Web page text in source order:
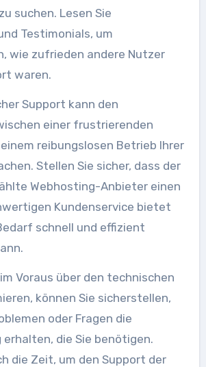
suchen. Lesen Sie
Testimonials, um
wie zufrieden andere Nutzer
waren.
Support kann den
einer frustrierenden
reibungslosen Betrieb Ihrer
Stellen Sie sicher, dass der
Webhosting-Anbieter einen
Kundenservice bietet
schnell und effizient
Voraus über den technischen
können Sie sicherstellen,
oder Fragen die
die Sie benötigen.
die Zeit, um den Support der